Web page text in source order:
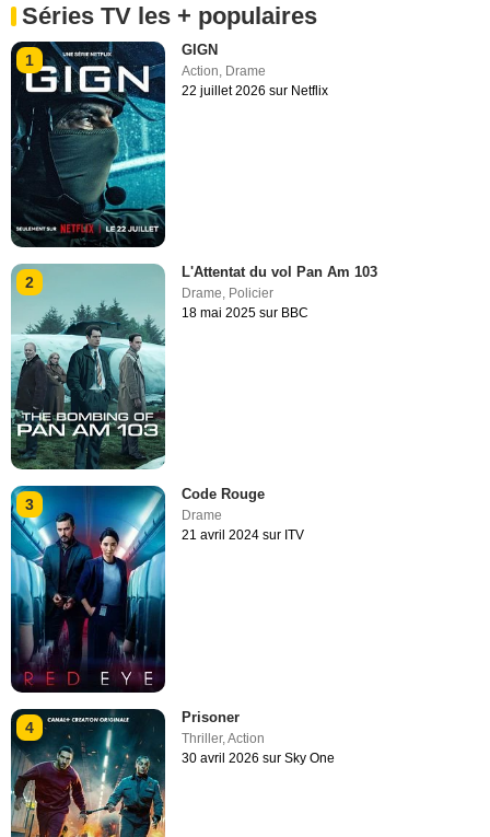
Séries TV les + populaires
1
GIGN
Action Drame
22 juillet 2026 sur Netflix
2
L'Attentat du vol Pan Am 103
Drame, Policier
18 mai 2025 sur BBC
3
Code Rouge
Drame
21 avril 2024 sur ITV
4
Prisoner
Thriller,Action
30 avril 2026 sur Sky One